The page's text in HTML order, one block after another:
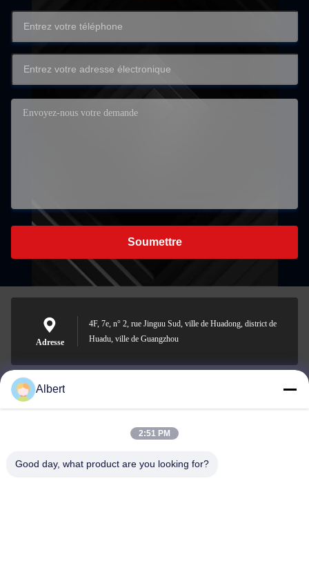
Soumettre
Adresse
4F, 7e, n° 2, rue Jinguu Sud, ville de Huadong, district de
Huadu, ville de Guangzhou
james@yimiautoparts.com
Albert
2:51 PM
Good day, what product are you looking for?